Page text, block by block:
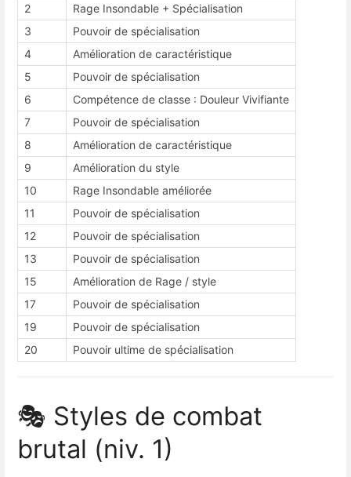
2
Rage Insondable + Spécialisation
3
Pouvoir de spécialisation
4
Amélioration de caractéristique
5
Pouvoir de spécialisation
6
Compétence de classe : Douleur Vivifiante
7
Pouvoir de spécialisation
8
Amélioration de caractéristique
9
Amélioration du style
10
Rage Insondable améliorée
11
Pouvoir de spécialisation
12
Pouvoir de spécialisation
13
Pouvoir de spécialisation
15
Amélioration de Rage / style
17
Pouvoir de spécialisation
19
Pouvoir de spécialisation
20
Pouvoir ultime de spécialisation
🎭 Styles de combat
brutal (niv. 1)